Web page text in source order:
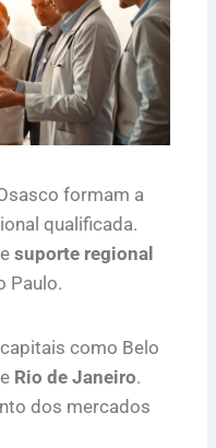
formam a
qualificada.
suporte regional
Paulo.
como Belo
Rio de Janeiro.
dos mercados